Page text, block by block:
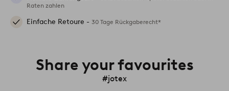
Raten zahlen
Einfache Retoure - 30 Tage Rückgaberecht*
Share your favourites
#jotex